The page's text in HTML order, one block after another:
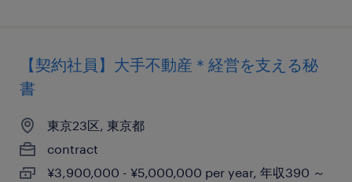
【契約社員】大手不動産＊経営を支える秘
書
東京23区, 東京都
contract
¥3,900,000 - ¥5,000,000 per year, 年収390 ～